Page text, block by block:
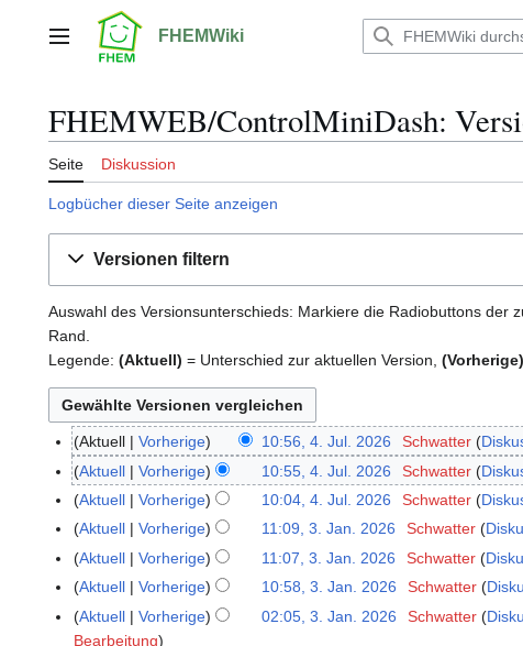
springenHauptmenü FHEMWiki
FHEMWEB/ControlMiniDash:
Seite Diskussion
Logbücher dieser Seite anzeigen
Versionen filtern
Auswahl des Versionsunterschieds: Markiere die Radiobuttons der
Rand.
Legende: (Aktuell) = Unterschied zur aktuellen Version, (Vorherige)
4
2
0
Aktuell Vorherige 10:56, 4. Jul. 2026 Schwatter
Aktuell
Vorherige 10:55, 4. Jul. 2026 Schwatter
K
n
e
B
e
Aktuell Vorherige 10:04, 4. Jul. 2026 Schwatter
K
i
n
e
3
Aktuell Vorherige 11:09, 3. Jan. 2026 Schwatter
K
i
n
Aktuell Vorherige 11:07, 3. Jan. 2026 Schwatter
K
i
Aktuell Vorherige 10:58, 3. Jan. 2026 Schwatter
K
e
Aktuell Vorherige 02:05, 3. Jan. 2026 Schwatter
Bearbeitung